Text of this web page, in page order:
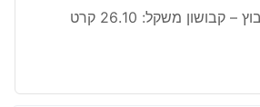
משקל: 26.10 קרט